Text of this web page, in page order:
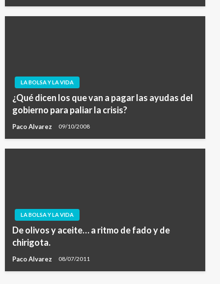
LA BOLSA Y LA VIDA
¿Qué dicen los que van a pagar las ayudas del
gobierno para paliar la crisis?
Paco Alvarez 09/10/2008
LA BOLSA Y LA VIDA
De olivos y aceite… a ritmo de fado y de
chirigota.
Paco Alvarez 08/07/2011